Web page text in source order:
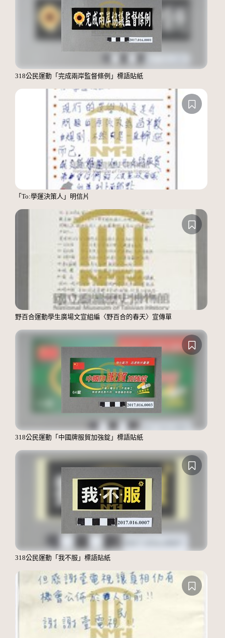
318公民運動「完成兩岸監督條例」標語貼紙
「To:學運決策人」明信片
野百合運動學生廣場文宣組編〈野百合的春天〉宣傳單
318公民運動「中國牌服貿加強錠」標語貼紙
318公民運動「我不服」標語貼紙